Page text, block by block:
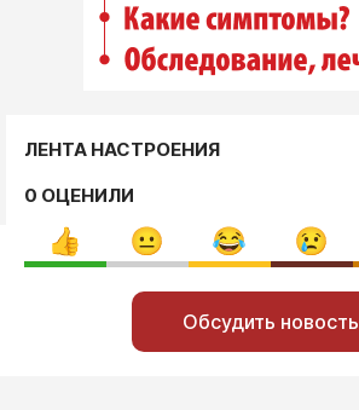
ЛЕНТА НАСТРОЕНИЯ
0 ОЦЕНИЛИ
Обсудить новость